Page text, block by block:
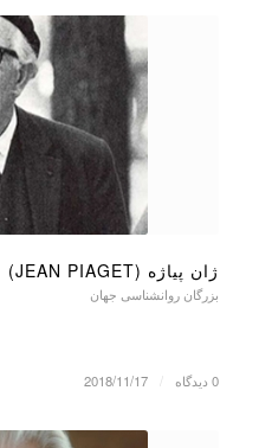
ژان پیاژه (JEAN PIAGET)
بزرگان روانشناسی جهان
0 دیدگاه 2018/11/17